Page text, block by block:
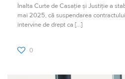
Înalta Curte de Casație și Justiție a
mai 2025, că suspendarea
intervine de drept ca […]
0